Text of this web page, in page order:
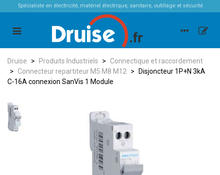
Spécialiste en électricité, matériel électrique, sanitaire, outillage et sécurité
Druise > Produits Industriels >
Connectique et raccordement
>
Connecteur repartiteur M5 M8 M12 >
Disjoncteur 1P+N 3kA
C-16A connexion SanVis 1 Module